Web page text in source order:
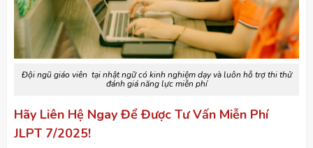
Đội ngũ giáo viên tại nhật ngữ có kinh nghiệm dạy và luôn hỗ trợ thi thử
đánh giá năng lực miễn phí
Hãy Liên Hệ Ngay Để Được Tư Vấn Miễn Phí
JLPT 7/2025!